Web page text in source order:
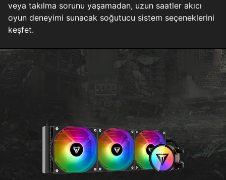
veya takılma sorunu yaşamadan, uzun saatler akıcı
oyun deneyimi sunacak soğutucu sistem seçeneklerini
keşfet.